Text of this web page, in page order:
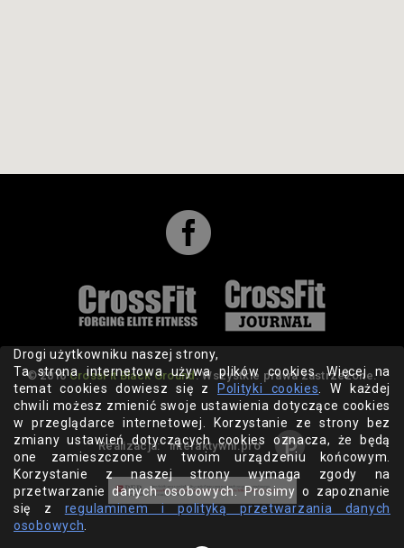

© 2016CrossFit Black Ground. Wszystkie prawa zastrzeżone.
Realizacja: interaktywni.pro
Drogi użytkowniku naszej strony,
Ta strona internetowa używa plików cookies. Więcej na
temat cookies dowiesz się z
Polityki cookies . W każdej
chwili możesz zmienić swoje ustawienia dotyczące cookies
w przeglądarce internetowej. Korzystanie ze strony bez
zmiany ustawień dotyczących cookies oznacza, że będą
one zamieszczone w twoim urządzeniu końcowym.
Korzystanie z naszej strony wymaga zgody na
przetwarzanie danych osobowych. Prosimy o zapoznanie
się z regulaminem i polityką przetwarzania danych
osobowych